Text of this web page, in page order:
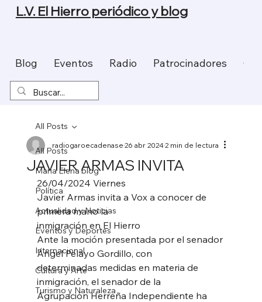
Blog Eventos Radio Patrocinadores
L.V. El Hierro periódico y blog
All Posts
Maria Elena blog
Política
Actualidad y Noticias
Eventos y Deportes
Internacional
Cultura y Arte
Turismo y Naturaleza
All Posts
JAVIER ARMAS INVITA
radiogaroecadenase26 abr 20242 min de lectura
26/04/2024 Viernes
Javier Armas invita a Vox a conocer de
primera mano la
inmigración en El Hierro
Ante la moción presentada por el senador
Ángel Pelayo Gordillo, con
determinadas medidas en materia de
inmigración, el senador de la
Agrupación Herreña Independiente ha